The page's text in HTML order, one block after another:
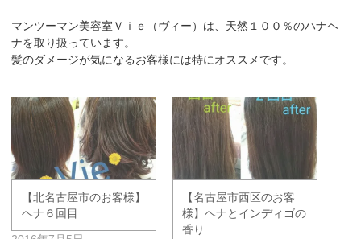
マンツーマン美容室Ｖｉｅ（ヴィー）は、天然１００％のハナヘ
ナを取り扱っています。
髪のダメージが気になるお客様には特にオススメです。
【北名古屋市のお客様】
ヘナ６回目
【名古屋市西区のお客
様】ヘナとインディゴの
香り